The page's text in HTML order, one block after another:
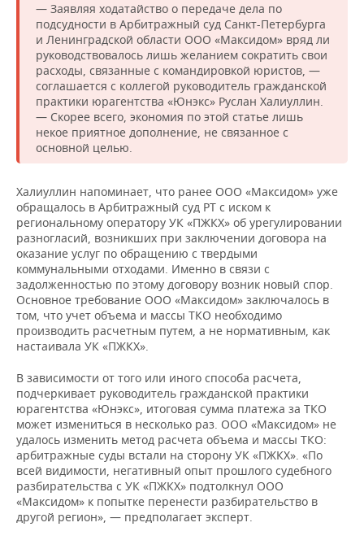
— Заявляя ходатайство о передаче дела по
подсудности в Арбитражный суд Санкт-Петербурга
и Ленинградской области ООО «Максидом» вряд ли
руководствовалось лишь желанием сократить свои
расходы, связанные с командировкой юристов, —
соглашается с коллегой руководитель гражданской
практики юрагентства «Юнэкс» Руслан Халиуллин.
— Скорее всего, экономия по этой статье лишь
некое приятное дополнение, не связанное с
основной целью.
Халиуллин напоминает, что ранее ООО «Максидом» уже
обращалось в Арбитражный суд РТ с иском к
региональному оператору УК «ПЖКХ» об урегулировании
разногласий, возникших при заключении договора на
оказание услуг по обращению с твердыми
коммунальными отходами. Именно в связи с
задолженностью по этому договору возник новый спор.
Основное требование ООО «Максидом» заключалось в
том, что учет объема и массы ТКО необходимо
производить расчетным путем, а не нормативным, как
настаивала УК «ПЖКХ».
В зависимости от того или иного способа расчета,
подчеркивает руководитель гражданской практики
юрагентства «Юнэкс», итоговая сумма платежа за ТКО
может измениться в несколько раз. ООО «Максидом» не
удалось изменить метод расчета объема и массы ТКО:
арбитражные суды встали на сторону УК «ПЖКХ». «По
всей видимости, негативный опыт прошлого судебного
разбирательства с УК «ПЖКХ» подтолкнул ООО
«Максидом» к попытке перенести разбирательство в
другой регион», — предполагает эксперт.